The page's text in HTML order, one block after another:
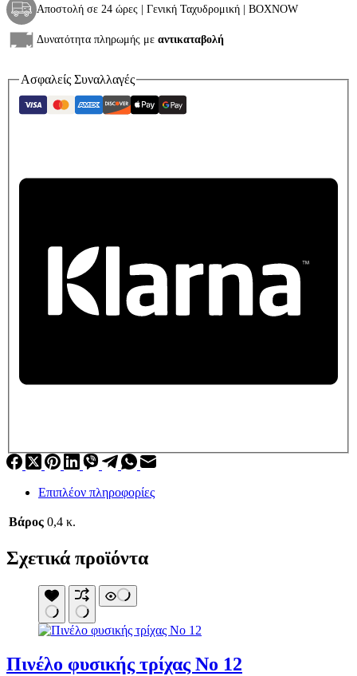
Αποστολή σε 24 ώρες | Γενική Ταχυδρομική | BOXNOW
Δυνατότητα πληρωμής με αντικαταβολή
Ασφαλείς Συναλλαγές
Επιπλέον πληροφορίες
Βάρος 0,4 κ.
Σχετικά προϊόντα
Πινέλο φυσικής τρίχας Νο 12